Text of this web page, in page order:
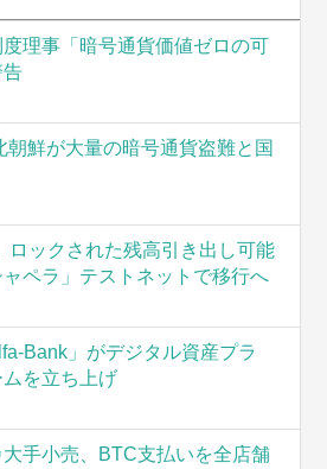
理事「暗号通貨価値ゼロの可
告
朝鮮が大量の暗号通貨盗難と国
ロックされた残高引き出し可能
ペラ」テストネットで移行へ
Bank」がデジタル資産プラ
を立ち上げ
手小売、BTC支払いを全店舗